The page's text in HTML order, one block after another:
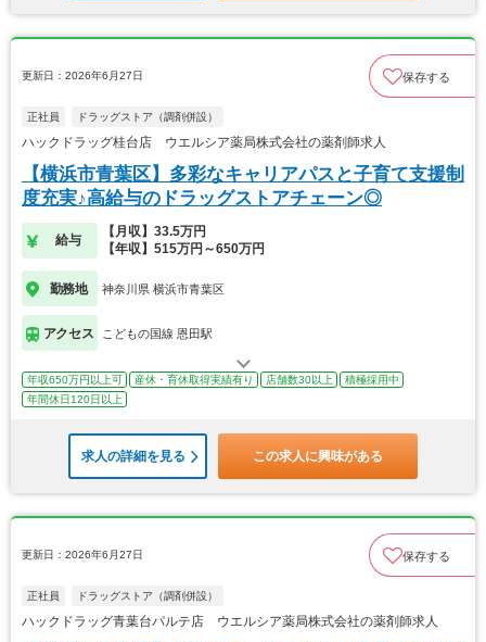
更新日：2026年6月27日 保存する
正社員 ドラッグストア（調剤併設）
ハックドラッグ桂台店 ウエルシア薬局株式会社の薬剤師求人
【横浜市青葉区】多彩なキャリアパスと子育て支援制
度充実♪高給与のドラッグストアチェーン◎
給与
【月収】33.5万円
【年収】515万円～650万円
勤務地 神奈川県 横浜市青葉区
アクセス こどもの国線 恩田駅
年収650万円以上可 産休・育休取得実績有り 店舗数30以上
積極採用中
年間休日120日以上
求人の詳細を見る この求人に興味がある
更新日：2026年6月27日 保存する
正社員 ドラッグストア（調剤併設）
ハックドラッグ青葉台パルテ店 ウエルシア薬局株式会社の薬剤師求人